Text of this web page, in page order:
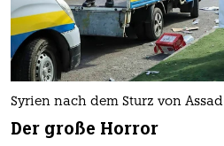
Syrien nach dem Sturz von Assad
Der große Horror